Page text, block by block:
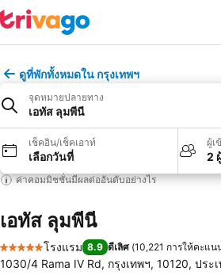
ดูที่พักทั้งหมดใน กรุงเทพฯ
จุดหมายปลายทาง
เอทัส ลุมพีนี
เช็คอิน/เช็คเอาท์
เลือกวันที่
ผู้เ
2
ค่าคอมมิชชั่นมีผลต่ออันดับอย่างไร
เอทัส ลุมพีนี
5 ดาว
โรงแรม 8.9 ดีเลิศ (10,221 การให้คะแน
1030/4 Rama IV Rd, กรุงเทพฯ, 10120, ประ